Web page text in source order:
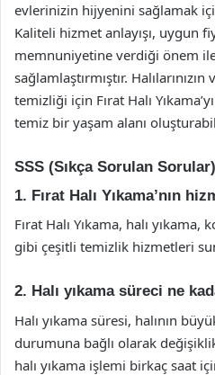
evlerinizin hijyenini sağlamak
Kaliteli hizmet anlayışı, uygun
memnuniyetine verdiği önem
sağlamlaştırmıştır.
temizliği için Fırat Halı
temiz bir yaşam alanı
SSS (Sıkça Sorulan Sorular)
1. Fırat Halı Yıkama’nın
Fırat Halı Yıkama, halı
gibi çeşitli temizlik hizmetleri
2. Halı yıkama süreci ne
Halı yıkama süresi, halının
durumuna bağlı olarak
halı yıkama işlemi birkaç saat